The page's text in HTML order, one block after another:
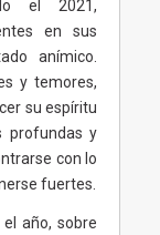
el 2021,
en sus
anímico.
y temores,
su espíritu
profundas y
con lo
fuertes.
año, sobre